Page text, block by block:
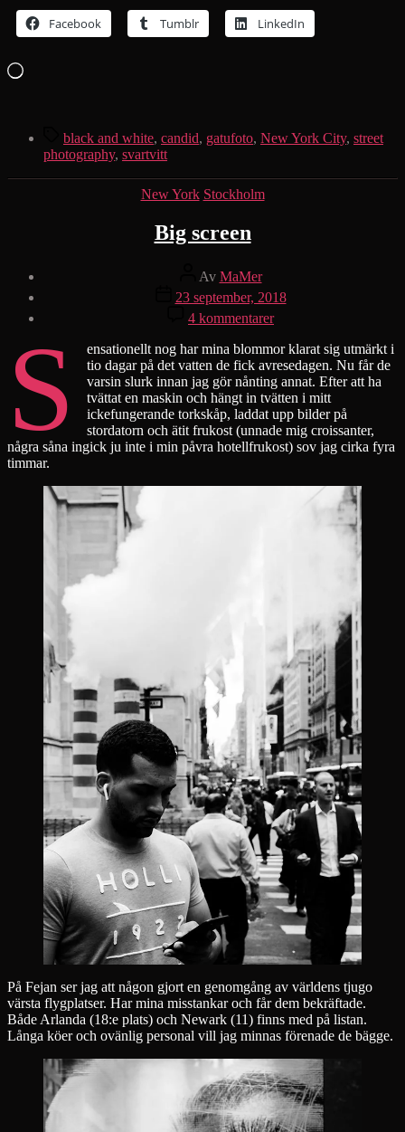
Facebook Tumblr LinkedIn
Laddar
Etiketter
black and white, candid, gatufoto, New York City, street
photography, svartvitt
Kategorier
New York Stockholm
Big screen
Inläggsförfattare
Av MaMer
Inläggsdatum
23 september, 2018
4 kommentarertill
Big
screen
S
ensationellt nog har mina blommor klarat sig utmärkt i
tio dagar på det vatten de fick avresedagen. Nu får de
varsin slurk innan jag gör nånting annat. Efter att ha
tvättat en maskin och hängt in tvätten i mitt
ickefungerande torkskåp, laddat upp bilder på
stordatorn och ätit frukost (unnade mig croissanter,
några såna ingick ju inte i min påvra hotellfrukost) sov jag cirka fyra
timmar.
På Fejan ser jag att någon gjort en genomgång av världens tjugo
värsta flygplatser. Har mina misstankar och får dem bekräftade.
Både Arlanda (18:e plats) och Newark (11) finns med på listan.
Långa köer och ovänlig personal vill jag minnas förenade de bägge.